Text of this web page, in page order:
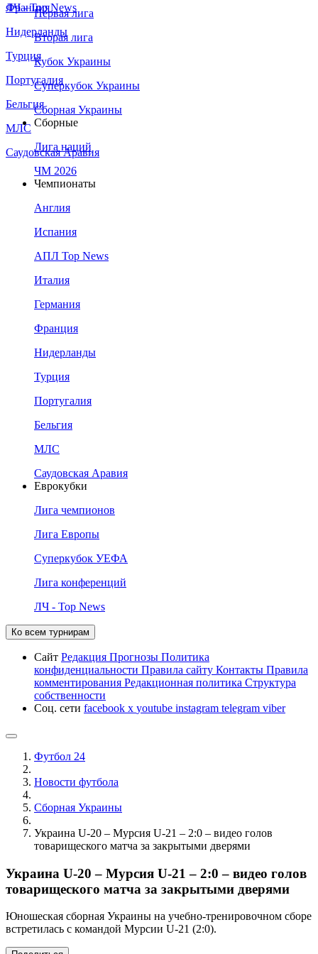
Франция
Нидерланды
Турция
Португалия
Бельгия
МЛС
Саудовская Аравия
ЛЧ - Top News
Первая лига
Вторая лига
Кубок Украины
Суперкубок Украины
Сборная Украины
Сборные
Лига наций
ЧМ 2026
Чемпионаты
Англия
Испания
АПЛ Top News
Италия
Германия
Франция
Нидерланды
Турция
Португалия
Бельгия
МЛС
Саудовская Аравия
Еврокубки
Лига чемпионов
Лига Европы
Суперкубок УЕФА
Лига конференций
ЛЧ - Top News
Ко всем турнирам
Сайт Редакция Прогнозы Политика
конфиденциальности Правила сайту Контакты Правила
комментирования Редакционная политика Структура
собственности
Соц. сети facebook x youtube instagram telegram viber
Футбол 24
Новости футбола
Сборная Украины
Украина U-20 – Мурсия U-21 – 2:0 – видео голов
товарищеского матча за закрытыми дверями
Украина U-20 – Мурсия U-21 – 2:0 – видео голов
товарищеского матча за закрытыми дверями
Юношеская сборная Украины на учебно-тренировочном сборе
встретилась с командой Мурсии U-21 (2:0).